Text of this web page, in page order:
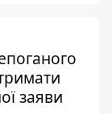
заяви